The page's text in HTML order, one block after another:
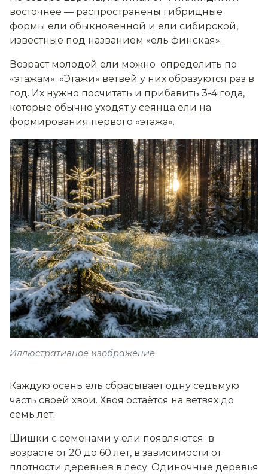
восточнее — распространены гибридные
формы ели обыкновенной и ели сибирской,
известные под названием «ель финская».
Возраст молодой ели можно определить по
«этажам». «Этажи» ветвей у них образуются раз в
год. Их нужно посчитать и прибавить 3-4 года,
которые обычно уходят у сеянца ели на
формирования первого «этажа».
Иллюстративное изображение
Каждую осень ель сбрасывает одну седьмую
часть своей хвои. Хвоя остаётся на ветвях до
семь лет.
Шишки с семенами у ели появляются в
возрасте от 20 до 60 лет, в зависимости от
плотности деревьев в лесу. Одиночные деревья